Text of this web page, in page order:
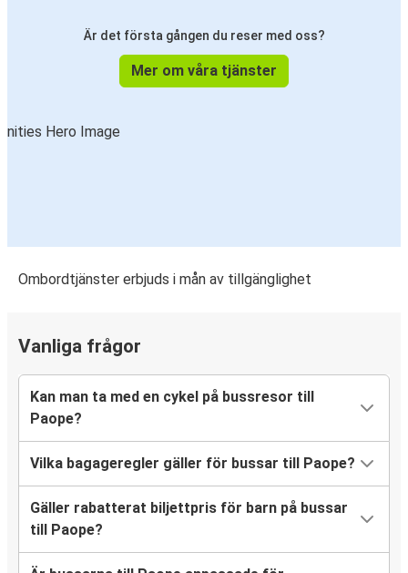
Är det första gången du reser med oss?
Mer om våra tjänster
Ombordtjänster erbjuds i mån av tillgänglighet
Vanliga frågor
Kan man ta med en cykel på bussresor till
Paope?
Vilka bagageregler gäller för bussar till Paope?
Gäller rabatterat biljettpris för barn på bussar
till Paope?